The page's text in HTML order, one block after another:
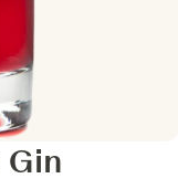
Gin